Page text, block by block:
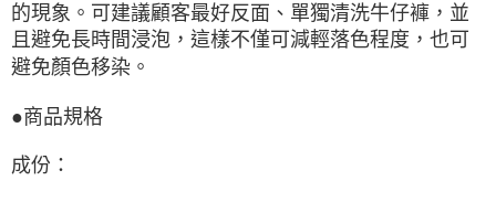
的現象。可建議顧客最好反面、單獨清洗牛仔褲，並
且避免長時間浸泡，這樣不僅可減輕落色程度，也可
避免顏色移染。
●商品規格
成份：